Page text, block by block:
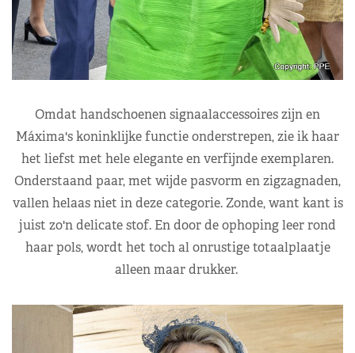
Omdat handschoenen signaalaccessoires zijn en
Máxima's koninklijke functie onderstrepen, zie ik haar
het liefst met hele elegante en verfijnde exemplaren.
Onderstaand paar, met wijde pasvorm en zigzagnaden,
vallen helaas niet in deze categorie. Zonde, want kant is
juist zo'n delicate stof. En door de ophoping leer rond
haar pols, wordt het toch al onrustige totaalplaatje
alleen maar drukker.